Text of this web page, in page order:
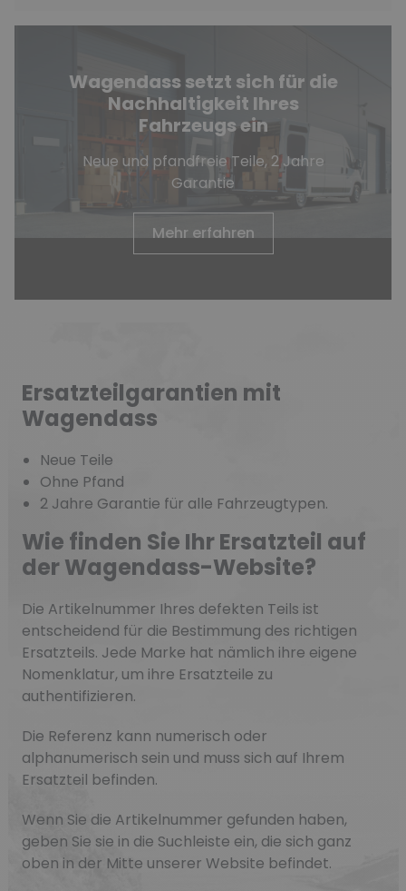
Wagendass setzt sich für die
Nachhaltigkeit Ihres
Fahrzeugs ein
Neue und pfandfreie Teile, 2 Jahre
Garantie
Mehr erfahren
Ersatzteilgarantien mit
Wagendass
Neue Teile
Ohne Pfand
2 Jahre Garantie für alle Fahrzeugtypen.
Wie finden Sie Ihr Ersatzteil auf
der Wagendass-Website?
Die Artikelnummer Ihres defekten Teils ist
entscheidend für die Bestimmung des richtigen
Ersatzteils. Jede Marke hat nämlich ihre eigene
Nomenklatur, um ihre Ersatzteile zu
authentifizieren.
Die Referenz kann numerisch oder
alphanumerisch sein und muss sich auf Ihrem
Ersatzteil befinden.
Wenn Sie die Artikelnummer gefunden haben,
geben Sie sie in die Suchleiste ein, die sich ganz
oben in der Mitte unserer Website befindet.